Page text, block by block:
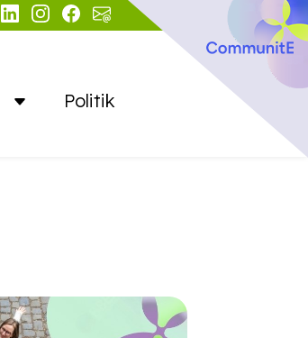
Politik